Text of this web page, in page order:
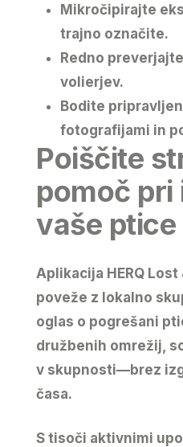
Mikročipirajte
trajno označite.
Redno
volierjev.
Bodite
fotografijami in
Poiščite
pomoč pri
vaše ptice
Aplikacija HERQ
poveže z lokalno
oglas o pogrešani
družbenih omrežij,
v skupnosti—brez
časa.
S tisoči aktivnimi